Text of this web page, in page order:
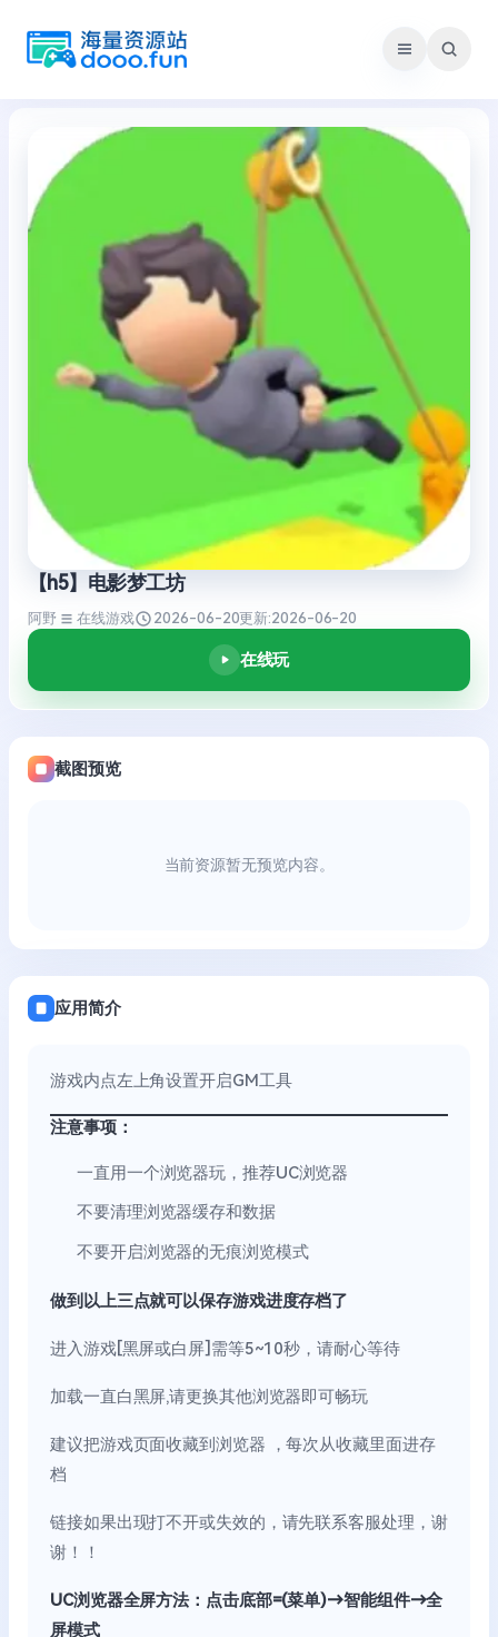
【h5】电影梦工坊
阿野 在线游戏 2026-06-20更新:2026-06-20
在线玩
截图预览
当前资源暂无预览内容。
应用简介
游戏内点左上角设置开启GM工具
注意事项：
一直用一个浏览器玩，推荐UC浏览器
不要清理浏览器缓存和数据
不要开启浏览器的无痕浏览模式
做到以上三点就可以保存游戏进度存档了
进入游戏[黑屏或白屏]需等5~10秒，请耐心等待
加载一直白黑屏,请更换其他浏览器即可畅玩
建议把游戏页面收藏到浏览器 ，每次从收藏里面进存
档
链接如果出现打不开或失效的，请先联系客服处理，谢
谢！！
UC浏览器全屏方法：点击底部=(菜单)→智能组件→全
屏模式